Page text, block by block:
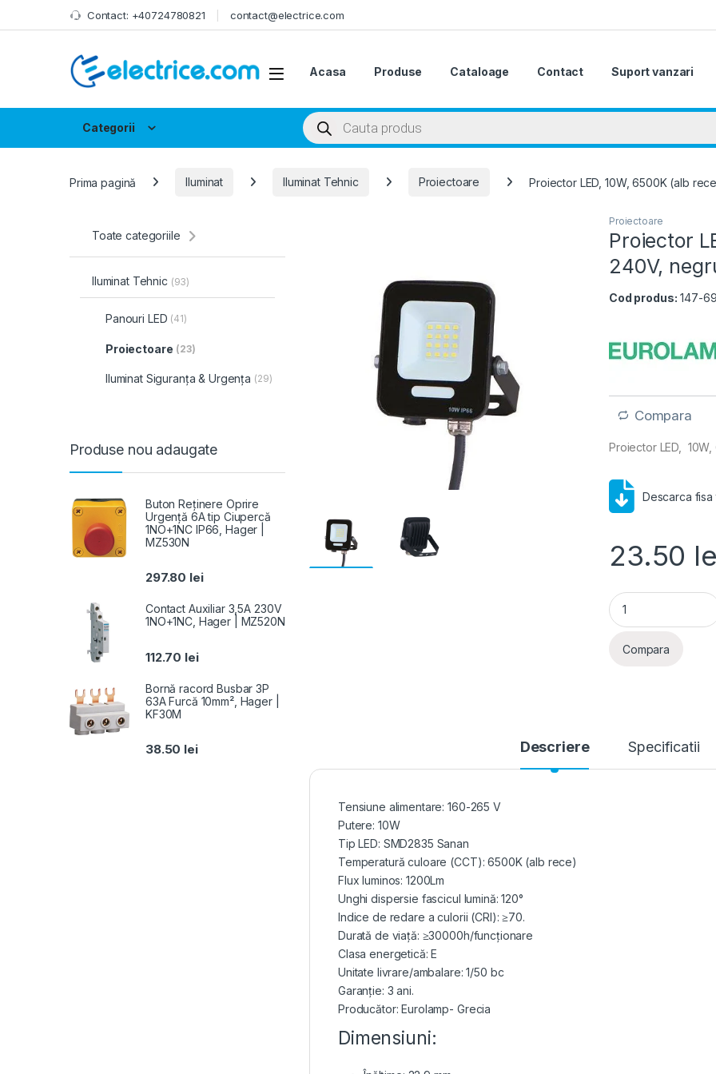
Skip to navigation
Skip to content Contact: +40724780821 contact@electrice.com
Acasa Produse Cataloage Contact Suport vanzari
Categorii
Products search
Prima pagină Iluminat Iluminat Tehnic Proiectoare Proiector LED, 10W, 6500K (alb
Proiectoare
Proiector
240V,
Cod produs: 147-
Compara
Proiector LED,
Descarca fisa
23.50
Proiector LED,
Compara
Descriere Specificatii
Tensiune alimentare: 160-265 V
Putere: 10W
Tip LED: SMD2835 Sanan
Temperatură culoare (CCT): 6500K (alb rece)
Flux luminos: 1200Lm
Unghi dispersie fascicul lumină: 120°
Indice de redare a culorii (CRI): ≥70.
Durată de viață: ≥30000h/funcționare
Clasa energetică: E
Unitate livrare/ambalare: 1/50 bc
Garanție: 3 ani.
Producător: Eurolamp- Grecia
Dimensiuni:
Toate categoriile
Iluminat Tehnic (93)
Panouri LED (41)
Proiectoare (23)
Iluminat Siguranța & Urgența (29)
Produse nou adaugate
Buton Reținere Oprire
Urgență 6A tip Ciupercă
1NO+1NC IP66, Hager |
MZ530N
297.80 lei
Contact Auxiliar 3,5A 230V
1NO+1NC, Hager | MZ520N
112.70 lei
Bornă racord Busbar 3P
63A Furcă 10mm², Hager |
KF30M
38.50 lei